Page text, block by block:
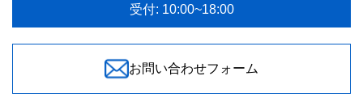
受付: 10:00~18:00
お問い合わせフォーム